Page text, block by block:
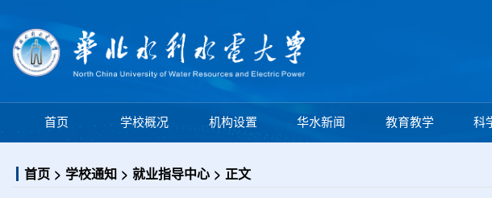
首页 学校概况 机构设置 华水新闻 教育教学 科
首页 学校通知 就业指导中心 正文